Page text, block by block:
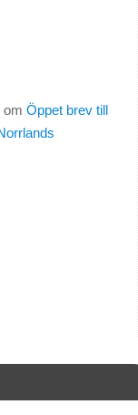
om Öppet brev till